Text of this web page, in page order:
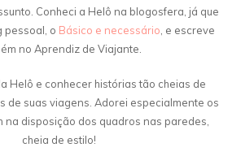
Conheci a Helô na blogosfera, já que
pessoal, o Básico e necessário , e escreve
no Aprendiz de Viajante.
Helô e conhecer histórias tão cheias de
de suas viagens. Adorei especialmente os
na disposição dos quadros nas paredes,
cheia de estilo!